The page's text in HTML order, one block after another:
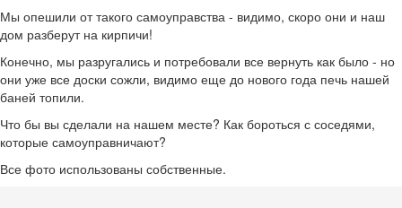
Мы опешили от такого самоуправства - видимо, скоро они и наш
дом разберут на кирпичи!
Конечно, мы разругались и потребовали все вернуть как было - но
они уже все доски сожли, видимо еще до нового года печь нашей
баней топили.
Что бы вы сделали на нашем месте? Как бороться с соседями,
которые самоуправничают?
Все фото использованы собственные.